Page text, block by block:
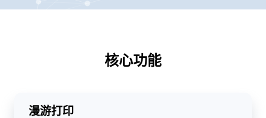
核心功能
漫游打印